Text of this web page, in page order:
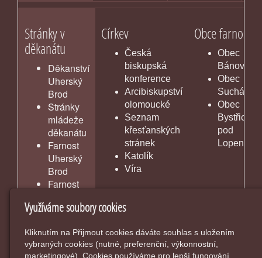
Stránky v
děkanátu
Děkanství
Uherský
Brod
Stránky
mládeže
děkanátu
Farnost
Uherský
Brod
Farnost
Církev
Česká
biskupská
konference
Arcibiskupství
olomoucké
Seznam
křesťanských
stránek
Katolík
Víra
Obce farnosti
Obec
Bánov
Obec
Suchá Loz
Obec
Bystřice
pod
Využíváme soubory cookies
Kliknutím na Přijmout cookies dáváte souhlas s uložením
vybraných cookies (nutné, preferenční, výkonnostní,
marketingové). Cookies používáme pro lepší fungování